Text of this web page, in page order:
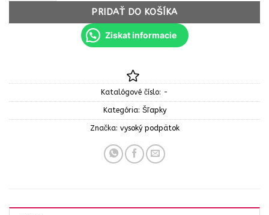
PRIDAŤ DO KOŠÍKA
Ziskat informacie
Katalógové číslo: -
Kategória: Šľapky
Značka: vysoký podpätok